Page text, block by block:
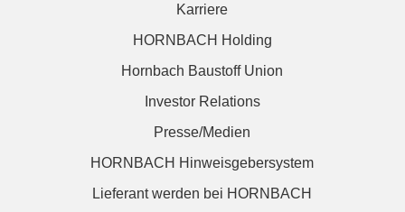
Karriere
HORNBACH Holding
Hornbach Baustoff Union
Investor Relations
Presse/Medien
HORNBACH Hinweisgebersystem
Lieferant werden bei HORNBACH